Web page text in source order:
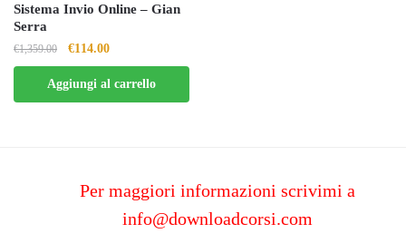
Sistema Invio Online – Gian
Serra
€1,359.00
Il
prezzo
originale
era:
€114.00Il
prezzo
attuale
è:
Aggiungi al carrello
Per maggiori informazioni scrivimi a
info@downloadcorsi.com